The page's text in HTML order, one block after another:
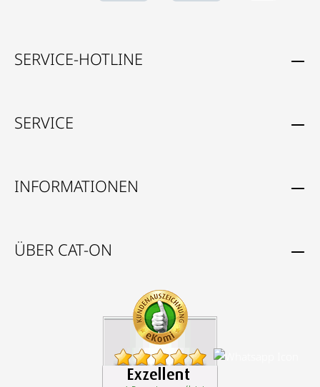
SERVICE-HOTLINE
SERVICE
INFORMATIONEN
ÜBER CAT-ON